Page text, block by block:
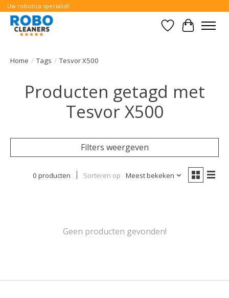
Uw robotica specialist!
Verlanglijst
Home / Tags / Tesvor X500
Producten getagd met
Tesvor X500
Filters weergeven
0 producten Sorteren op Meest bekeken
Geen producten gevonden!